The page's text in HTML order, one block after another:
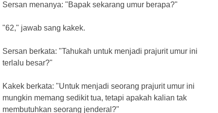
Sersan menanya: "Bapak sekarang umur berapa?"
"62," jawab sang kakek.
Sersan berkata: "Tahukah untuk menjadi prajurit umur ini
terlalu besar?"
Kakek berkata: "Untuk menjadi seorang prajurit umur ini
mungkin memang sedikit tua, tetapi apakah kalian tak
membutuhkan seorang jenderal?"